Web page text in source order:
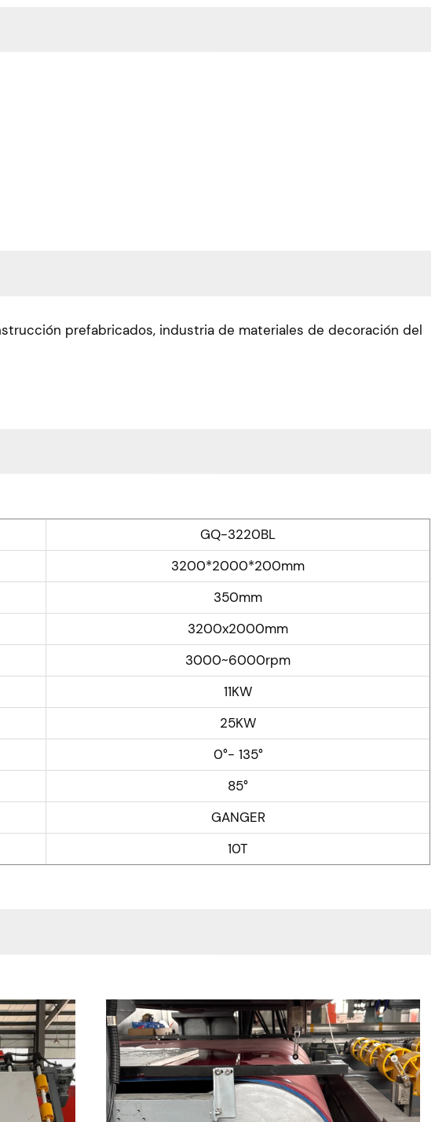
prefabricados, industria de materiales de decoración del
GQ-3220BL
3200*2000*200mm
350mm
3200x2000mm
3000~6000rpm
11KW
25KW
0°- 135°
85°
GANGER
10T